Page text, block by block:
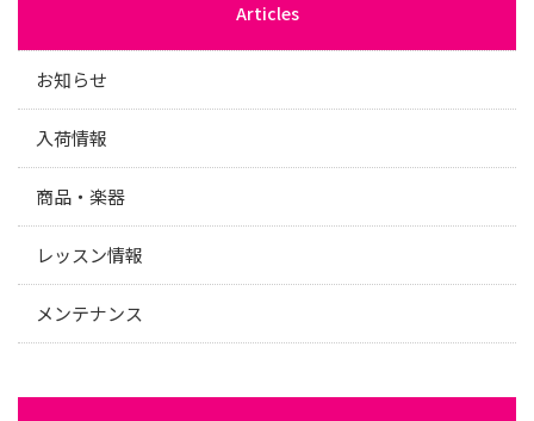
Articles
お知らせ
入荷情報
商品・楽器
レッスン情報
メンテナンス